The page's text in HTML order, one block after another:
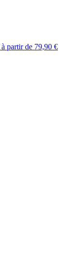
à partir de 79,90 €